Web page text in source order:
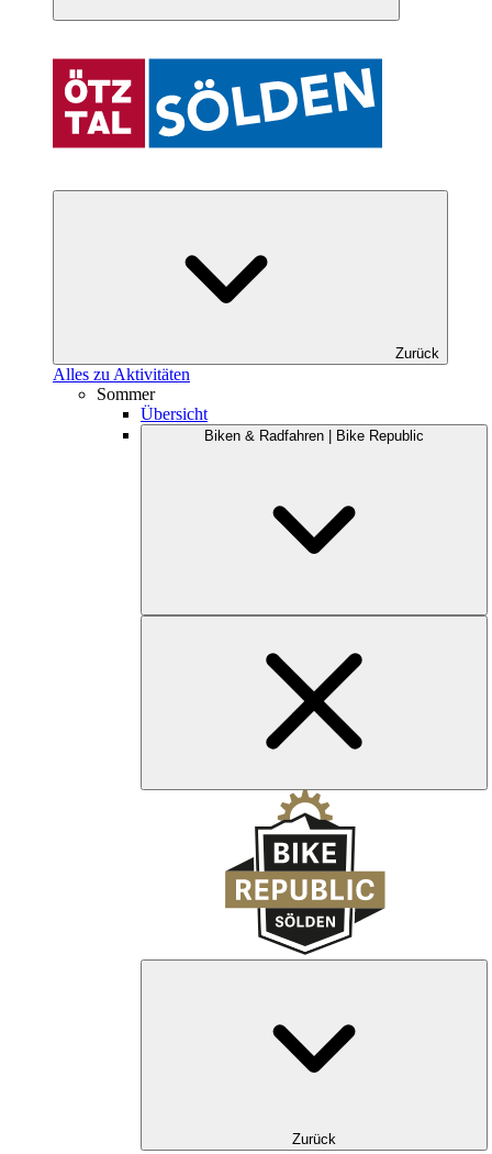
Zurück
Alles zu Aktivitäten
Sommer
Übersicht
Biken & Radfahren | Bike Republic
Zurück